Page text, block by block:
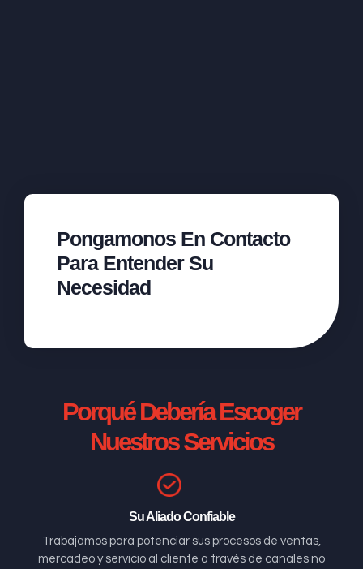
Pongamonos En Contacto
Para Entender Su
Necesidad
Porqué Debería Escoger
Nuestros Servicios
Su Aliado Confiable
Trabajamos para potenciar sus procesos de ventas,
mercadeo y servicio al cliente a través de canales no